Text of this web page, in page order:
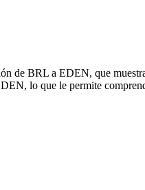
de BRL a EDEN, que
lo que le permite